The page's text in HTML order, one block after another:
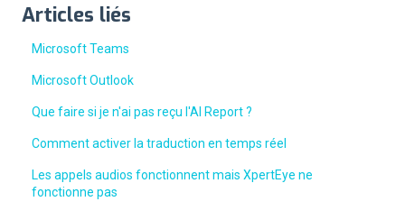
Articles liés
Microsoft Teams
Microsoft Outlook
Que faire si je n'ai pas reçu l'AI Report ?
Comment activer la traduction en temps réel
Les appels audios fonctionnent mais XpertEye ne
fonctionne pas